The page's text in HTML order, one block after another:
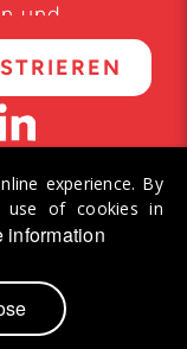
und
vorbehalten.
experience. By
of cookies in
information